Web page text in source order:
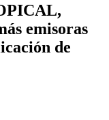
emisoras
de